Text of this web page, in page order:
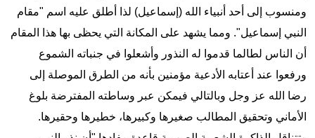
ومنسوب إلى أحد أنبياء الله (إسماعيل) لذا أطلق عليه اسم "مقام
النبي إسماعيل". ومما يشهد على المكانة التي يحظى بها هذا المقام
أن الناس لطالما قدموا له النذور وأشعلوا في جنباته الشموع
ورفعوا عند أعتابه الأدعية مؤمنين بأنه من الطرق الموصلة إلى
رضا الله عز وجل وبالتالي فيمكن عبر وساطته المفترضة بلوغ
الأماني وتحقيق المطالب صغيرها وكبيرها، خطيرها وحقيرها.